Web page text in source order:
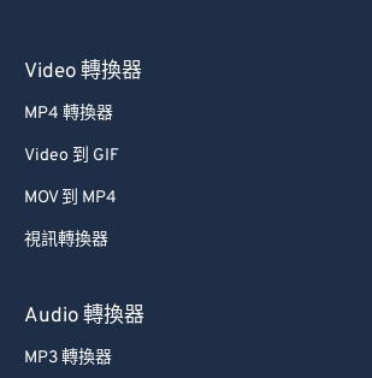
Video 轉換器
MP4 轉換器
Video 到 GIF
MOV 到 MP4
視訊轉換器
Audio 轉換器
MP3 轉換器